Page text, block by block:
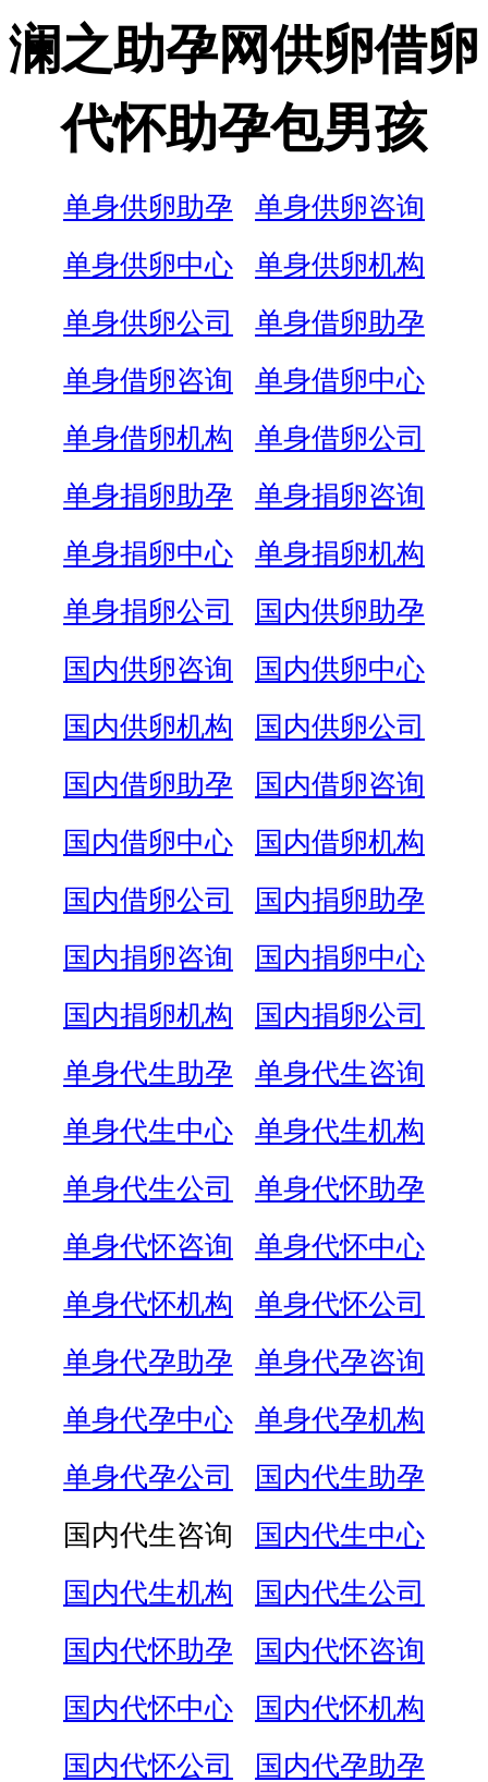
澜之助孕网供卵借卵
代怀助孕包男孩
单身供卵助孕
单身供卵咨询
单身供卵中心
单身供卵机构
单身供卵公司
单身借卵助孕
单身借卵咨询
单身借卵中心
单身借卵机构
单身借卵公司
单身捐卵助孕
单身捐卵咨询
单身捐卵中心
单身捐卵机构
单身捐卵公司
国内供卵助孕
国内供卵咨询
国内供卵中心
国内供卵机构
国内供卵公司
国内借卵助孕
国内借卵咨询
国内借卵中心
国内借卵机构
国内借卵公司
国内捐卵助孕
国内捐卵咨询
国内捐卵中心
国内捐卵机构
国内捐卵公司
单身代生助孕
单身代生咨询
单身代生中心
单身代生机构
单身代生公司
单身代怀助孕
单身代怀咨询
单身代怀中心
单身代怀机构
单身代怀公司
单身代孕助孕
单身代孕咨询
单身代孕中心
单身代孕机构
单身代孕公司
国内代生助孕
国内代生咨询
国内代生中心
国内代生机构
国内代生公司
国内代怀助孕
国内代怀咨询
国内代怀中心
国内代怀机构
国内代怀公司
国内代孕助孕